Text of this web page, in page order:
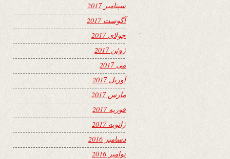
سپتامبر 2017
آگوست 2017
جولای 2017
ژوئن 2017
می 2017
آوریل 2017
مارس 2017
فوریه 2017
ژانویه 2017
دسامبر 2016
نوامبر 2016